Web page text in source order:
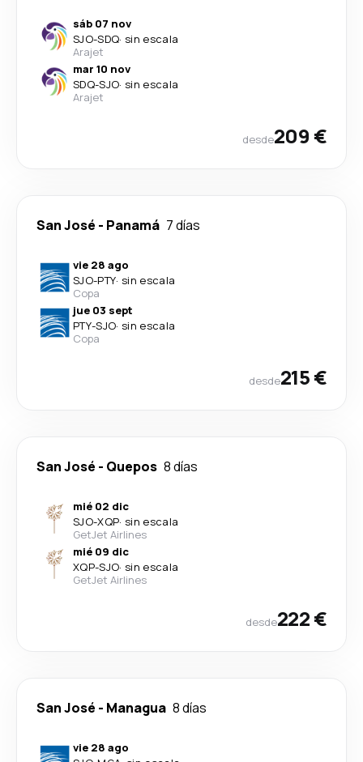
sáb 07 nov
SJO-SDQ· sin escala
Arajet
mar 10 nov
SDQ-SJO· sin escala
Arajet
desde209 €
San José - Panamá 7 días
vie 28 ago
SJO-PTY· sin escala
Copa
jue 03 sept
PTY-SJO· sin escala
Copa
desde215 €
San José - Quepos 8 días
mié 02 dic
SJO-XQP· sin escala
GetJet Airlines
mié 09 dic
XQP-SJO· sin escala
GetJet Airlines
desde222 €
San José - Managua 8 días
vie 28 ago